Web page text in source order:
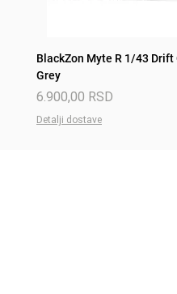
BlackZon Myte R 1/43 Drift
Grey
Price
6.900,00 RSD
Detalji dostave